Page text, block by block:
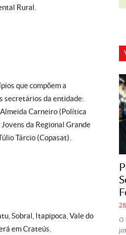
Rural.
que compõem a
secretários da entidade:
Carneiro (Política
da Regional Grande
Tárcio (Copasat).
Sobral, Itapipoca, Vale do
em Crateús.